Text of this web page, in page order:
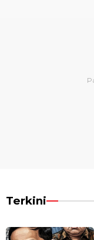
Terkini